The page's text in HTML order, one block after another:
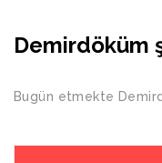
Demirdöküm
Bugün etmekte